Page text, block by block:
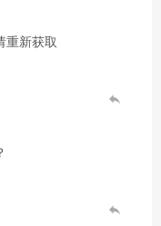
重新获取